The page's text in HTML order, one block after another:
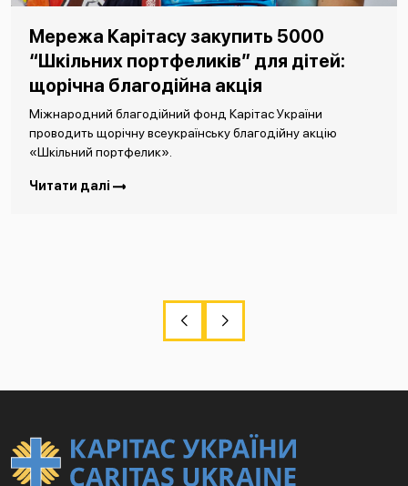
Мережа Карітасу закупить 5000
“Шкільних портфеликів” для дітей:
щорічна благодійна акція
Міжнародний благодійний фонд Карітас України
проводить щорічну всеукраїнську благодійну акцію
«Шкільний портфелик».
Читати далі